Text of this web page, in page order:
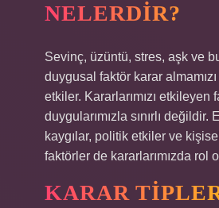
NELERDIR?
Sevinç, üzüntü, stres, aşk ve
duygusal faktör karar
etkiler. Kararlarımızı etkileyen
duygularımızla sınırlı değildir.
kaygılar, politik etkiler ve
faktörler de kararlarımızda rol
KARAR